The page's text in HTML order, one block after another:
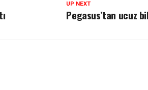
UP NEXT
Pegasus’tan ucuz